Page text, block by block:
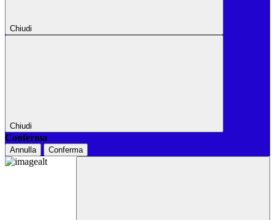
Chiudi
Chiudi
Conferma
Annulla Conferma